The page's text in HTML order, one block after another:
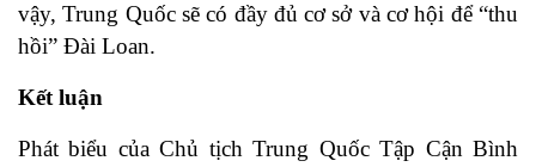
vậy, Trung Quốc sẽ có đầy đủ cơ sở và cơ hội để “thu
hồi” Đài Loan.
Kết luận
Phát biểu của Chủ tịch Trung Quốc Tập Cận Bình